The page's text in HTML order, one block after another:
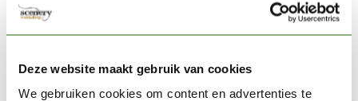
Deze website maakt gebruik van cookies
We gebruiken cookies om content en advertenties te